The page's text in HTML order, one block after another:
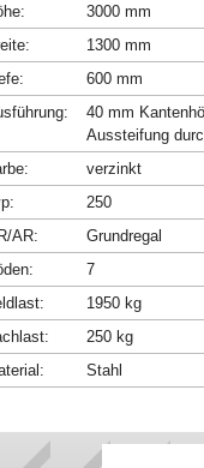
3000 mm
1300 mm
600 mm
40 mm
Aussteifung
verzinkt
250
AR:
Grundregal
7
1950 kg
250 kg
Stahl